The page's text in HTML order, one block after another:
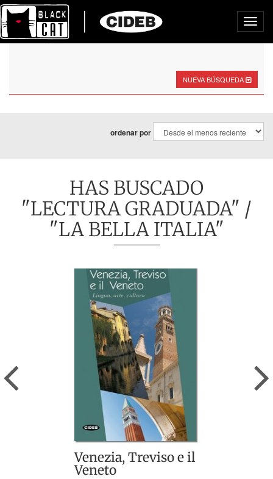
NUEVA BÚSQUEDA
ordenar por
HAS BUSCADO
"LECTURA GRADUADA" /
"LA BELLA ITALIA"
Venezia, Treviso e il
Veneto
Previous